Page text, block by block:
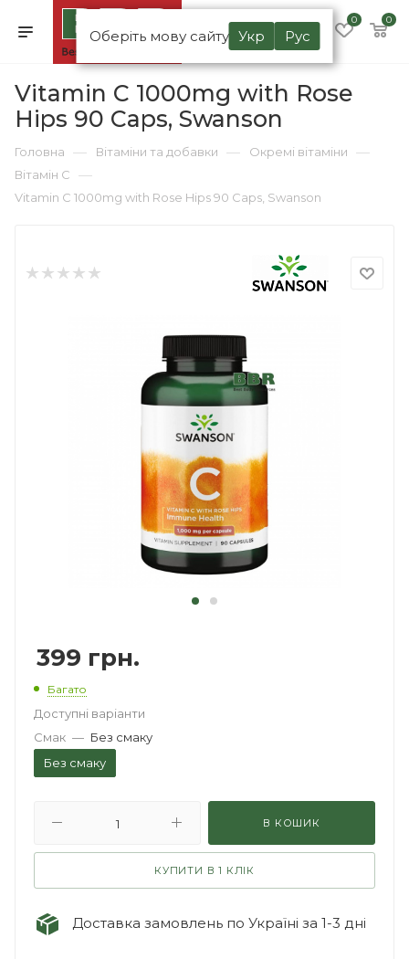
Оберіть мову сайту Укр Рус
0 0
Vitamin C 1000mg with Rose
Hips 90 Caps, Swanson
Головна — Вітаміни та добавки — Окремі вітаміни —
Вітамін C —
Vitamin C 1000mg with Rose Hips 90 Caps, Swanson
399 грн.
Багато
Доступні варіанти
Смак — Без смаку
Без смаку
В КОШИК
КУПИТИ В 1 КЛІК
Доставка замовлень по Україні за 1-3 дні